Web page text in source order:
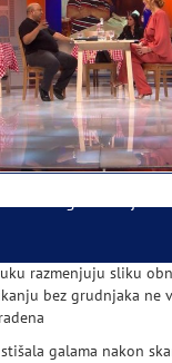
Presvete
Save
razmenjuju sliku
bez grudnjaka ne
stišala galama nakon